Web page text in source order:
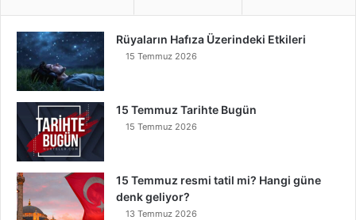
Rüyaların Hafıza Üzerindeki Etkileri
15 Temmuz 2026
15 Temmuz Tarihte Bugün
15 Temmuz 2026
15 Temmuz resmi tatil mi? Hangi güne
denk geliyor?
13 Temmuz 2026